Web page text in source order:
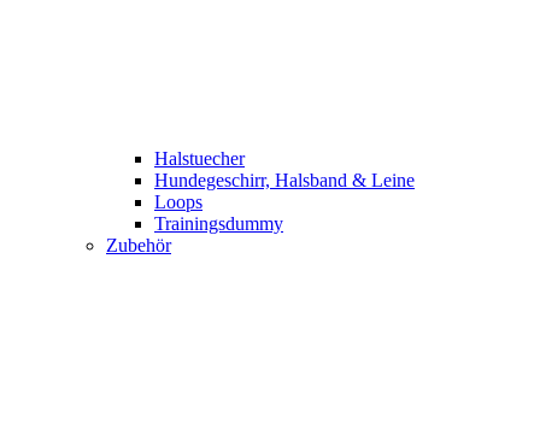
Halstuecher
Hundegeschirr, Halsband & Leine
Loops
Trainingsdummy
Zubehör